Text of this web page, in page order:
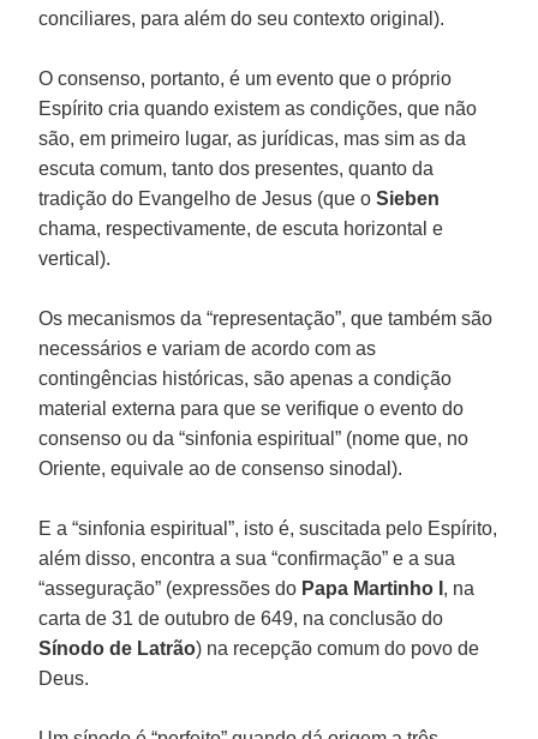
conciliares, para além do seu contexto original).
O consenso, portanto, é um evento que o próprio
Espírito cria quando existem as condições, que não
são, em primeiro lugar, as jurídicas, mas sim as da
escuta comum, tanto dos presentes, quanto da
tradição do Evangelho de Jesus (que oSieben
chama, respectivamente, de escuta horizontal e
vertical).
Os mecanismos da “representação”, que também são
necessários e variam de acordo com as
contingências históricas, são apenas a condição
material externa para que se verifique o evento do
consenso ou da “sinfonia espiritual” (nome que, no
Oriente, equivale ao de consenso sinodal).
E a “sinfonia espiritual”, isto é, suscitada pelo Espírito,
além disso, encontra a sua “confirmação” e a sua
“asseguração” (expressões do Papa Martinho I , na
carta de 31 de outubro de 649, na conclusão do
Sínodo de Latrão) na recepção comum do povo de
Deus.